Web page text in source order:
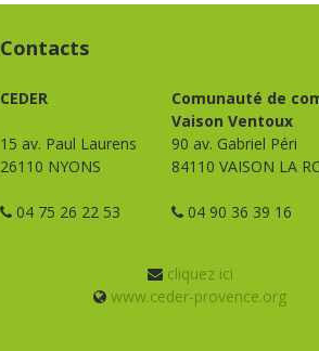
Contacts
CEDER
15 av. Paul Laurens
26110 NYONS
04 75 26 22 53
Comunauté de
Vaison Ventoux
90 av. Gabriel Péri
84110 VAISON LA
04 90 36 39 16
cliquez ici
www.ceder-provence.org